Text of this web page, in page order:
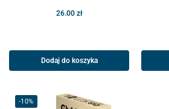
26.00 zł
Dodaj do koszyka
-10%